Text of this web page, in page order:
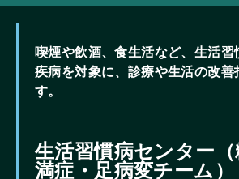
喫煙や飲酒、食生活など、生活習
疾病を対象に、診療や生活の改善
す。
生活習慣病センター
満症・足病変チーム）